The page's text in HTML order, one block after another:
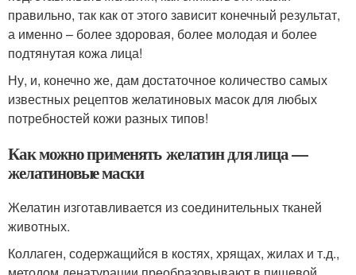
правильно, так как от этого зависит конечный результат,
а именно – более здоровая, более молодая и более
подтянутая кожа лица!
Ну, и, конечно же, дам достаточное количество самых
известных рецептов желатиновых масок для любых
потребностей кожи разных типов!
Как можно применять желатин для лица —
желатиновые маски
Желатин изготавливается из соединительных тканей
животных.
Коллаген, содержащийся в костях, хрящах, жилах и т.д.,